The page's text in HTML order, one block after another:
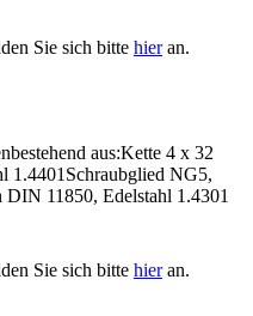
Sie sich bitte hieran.
aus:Kette 4 x 32
1.4401Schraubglied NG5,
11850, Edelstahl 1.4301
Sie sich bitte hieran.